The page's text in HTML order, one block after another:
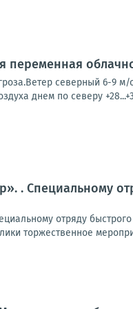
переменная
северный 6-9 м/
днем по северу
. Специальному
отряду
торжественное